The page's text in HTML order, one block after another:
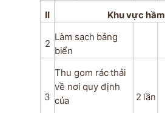
II
Khuvực hầm
2
Làm sạch bảng
biển
3
Thu gom rácthải
về nơi quy định
của
2 lần